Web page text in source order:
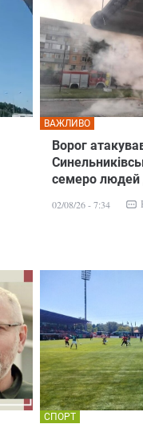
Ворог
семеро людей
ВАЖЛИВО
02/08/26 - 7:34
СПОРТ